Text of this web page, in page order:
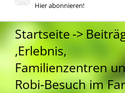
Hier abonnieren!
Startseite
,Erlebnis,
Familienzentren
Robi-Besuch im